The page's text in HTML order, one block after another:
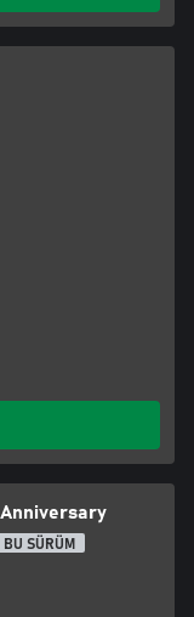
BU SÜRÜM